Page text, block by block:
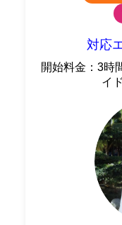
対応
開始料金：3時
イ